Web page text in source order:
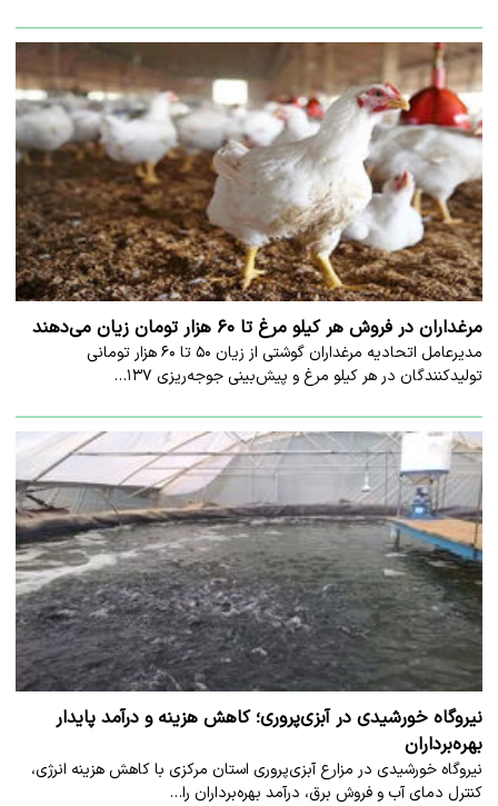
مرغداران در فروش هر کیلو مرغ تا ۶۰ هزار تومان زیان می‌دهند
مدیرعامل اتحادیه مرغداران گوشتی از زیان ۵۰ تا ۶۰ هزار تومانی
تولیدکنندگان در هر کیلو مرغ و پیش‌بینی جوجه‌ریزی ۱۳۷…
نیروگاه خورشیدی در آبزی‌پروری؛ کاهش هزینه و درآمد پایدار
بهره‌برداران
نیروگاه خورشیدی در مزارع آبزی‌پروری استان مرکزی با کاهش هزینه انرژی،
کنترل دمای آب و فروش برق، درآمد بهره‌برداران را…